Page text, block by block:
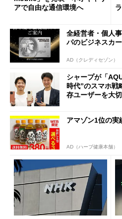
アで自由な通信環境へ
全経営者・個人
パのビジネスカー
AD（クレディセゾン）
シャープが「
時代”のスマホ
存ユーザーを大切
アマゾン1位の実
AD（ハーブ健康本舗）